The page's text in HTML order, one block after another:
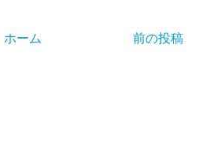
前の投稿
ホーム